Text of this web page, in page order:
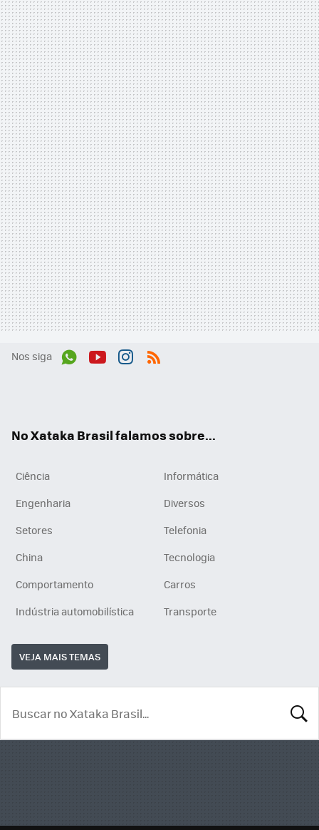
Nos siga
No Xataka Brasil falamos sobre...
Ciência
Informática
Engenharia
Diversos
Setores
Telefonia
China
Tecnologia
Comportamento
Carros
Indústria automobilística
Transporte
VEJA MAIS TEMAS